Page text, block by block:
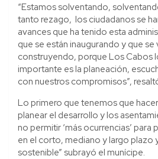
“Estamos solventando,
tanto rezago, los ciudadanos se
avances que ha tenido esta
que se están inaugurando y que se
construyendo, porque Los Cabos
importante es la planeación,
con nuestros compromisos”,
Lo primero que tenemos que
planear el desarrollo y los
no permitir ‘más ocurrencias’
en el corto, mediano y largo plazo
sostenible” subrayó el munícipe.